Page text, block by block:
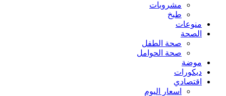
مشروبات
طبخ
منوعات
الصحة
صحة الطفل
صحة الحوامل
موضة
ديكورات
اقتصادي
اسعار اليوم